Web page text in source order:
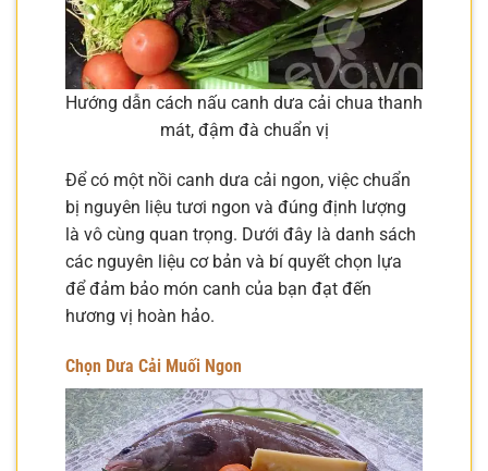
Hướng dẫn cách nấu canh dưa cải chua thanh
mát, đậm đà chuẩn vị
Để có một nồi canh dưa cải ngon, việc chuẩn
bị nguyên liệu tươi ngon và đúng định lượng
là vô cùng quan trọng. Dưới đây là danh sách
các nguyên liệu cơ bản và bí quyết chọn lựa
để đảm bảo món canh của bạn đạt đến
hương vị hoàn hảo.
Chọn Dưa Cải Muối Ngon